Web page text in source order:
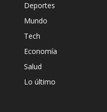
Deportes
Mundo
Tech
Economía
Salud
Lo último